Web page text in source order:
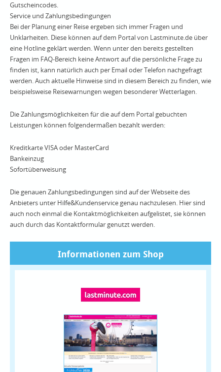
Gutscheincodes.
Service und Zahlungsbedingungen
Bei der Planung einer Reise ergeben sich immer Fragen und
Unklarheiten. Diese können auf dem Portal von Lastminute.de über
eine Hotline geklärt werden. Wenn unter den bereits gestellten
Fragen im FAQ-Bereich keine Antwort auf die persönliche Frage zu
finden ist, kann natürlich auch per Email oder Telefon nachgefragt
werden. Auch aktuelle Hinweise sind in diesem Bereich zu finden, wie
beispielsweise Reisewarnungen wegen besonderer Wetterlagen.
Die Zahlungsmöglichkeiten für die auf dem Portal gebuchten
Leistungen können folgendermaßen bezahlt werden:
Kreditkarte VISA oder MasterCard
Bankeinzug
Sofortüberweisung
Die genauen Zahlungsbedingungen sind auf der Webseite des
Anbieters unter Hilfe&Kundenservice genau nachzulesen. Hier sind
auch noch einmal die Kontaktmöglichkeiten aufgelistet, sie können
auch durch das Kontaktformular genutzt werden.
Informationen zum Shop